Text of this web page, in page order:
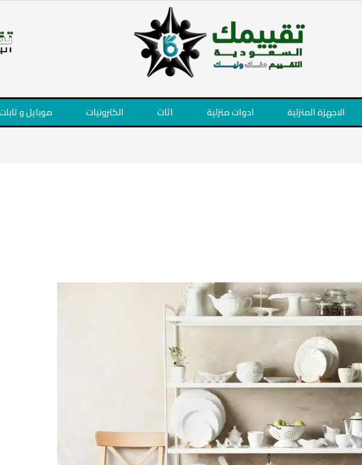
الاجهزة المنزلية ادوات منزلية اثاث الكترونيات موبايل و